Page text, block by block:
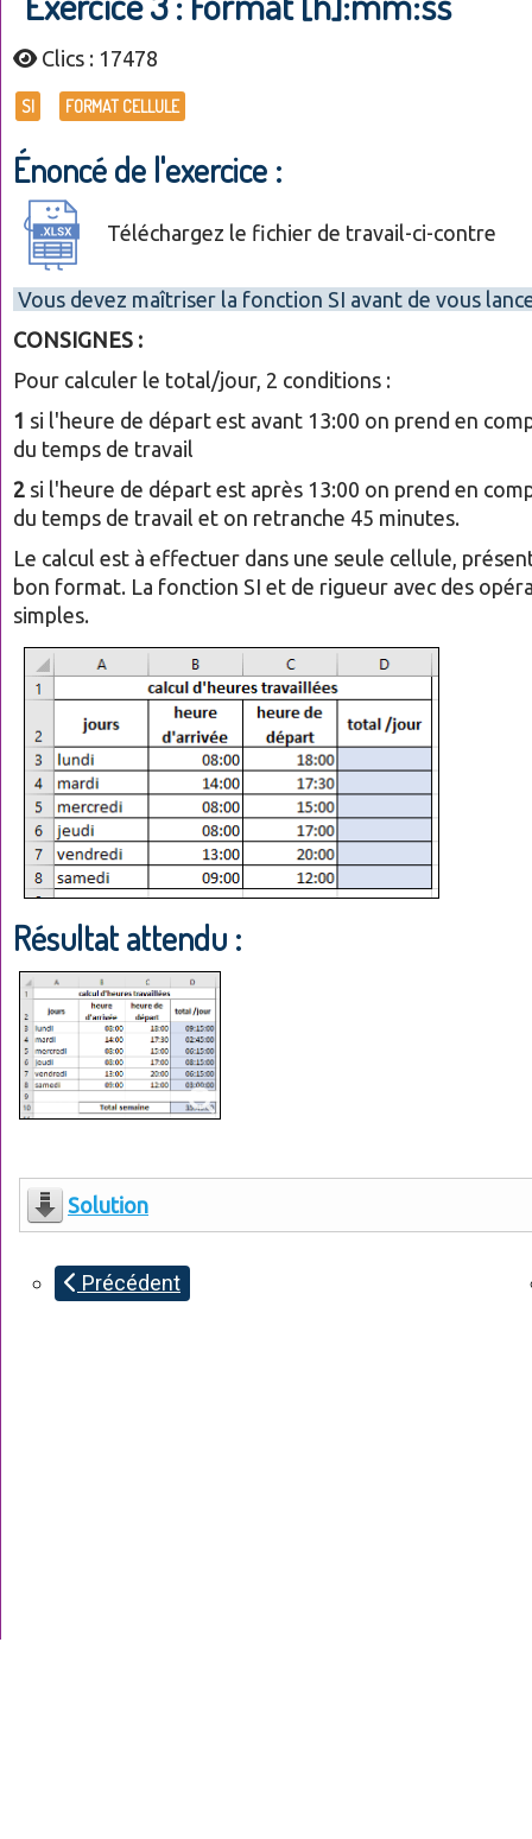
Clics : 17478
SI FORMAT CELLULE
Énoncé de l'exercice :
Téléchargez le fichier de travail-ci-contre
Vous devez maîtriser la fonction SI avant de vous
CONSIGNES :
Pour calculer le total/jour, 2 conditions :
1 si l'heure de départ est avant 13:00 on prend en
du temps de travail
2 si l'heure de départ est après 13:00 on prend en
du temps de travail et on retranche 45 minutes.
Le calcul est à effectuer dans une seule cellule,
bon format. La fonction SI et de rigueur avec des
simples.
Résultat attendu :
Solution
Précédent